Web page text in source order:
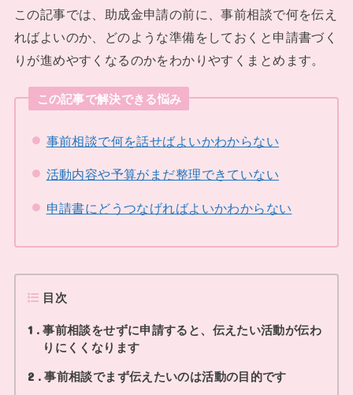
この記事では、助成金申請の前に、事前相談で何を伝え
ればよいのか、どのような準備をしておくと申請書づく
りが進めやすくなるのかをわかりやすくまとめます。
この記事で解決できる悩み
事前相談で何を話せばよいかわからない
活動内容や予算がまだ整理できていない
申請書にどうつなげればよいかわからない
目次
1
事前相談をせずに申請すると、伝えたい活動が伝わ
りにくくなります
2 事前相談でまず伝えたいのは活動の目的です